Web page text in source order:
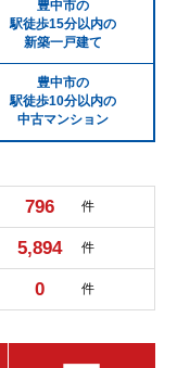
豊中市の
駅徒歩15分以内の
新築一戸建て
豊中市の
駅徒歩10分以内の
中古マンション
796 件
5,894 件
0 件